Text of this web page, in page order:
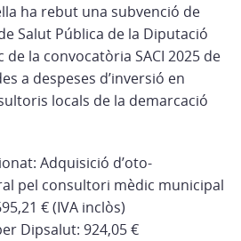
ha rebut una subvenció de
Salut Pública de la Diputació
la convocatòria SACI 2025 de
a despeses d’inversió en
locals de la demarcació
Adquisició d’oto-
pel consultori mèdic municipal
€ (IVA inclòs)
Dipsalut: 924,05 €